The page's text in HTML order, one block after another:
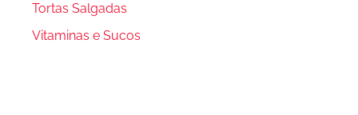
Tortas Salgadas
Vitaminas e Sucos